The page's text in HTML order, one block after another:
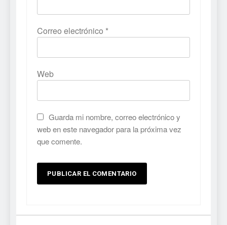
Correo electrónico *
Web
Guarda mi nombre, correo electrónico y
web en este navegador para la próxima vez
que comente.